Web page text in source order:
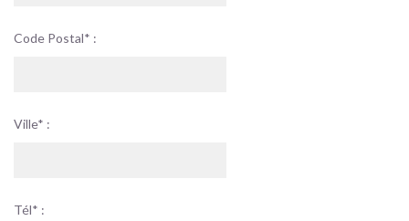
Code Postal* :
Ville* :
Tél* :